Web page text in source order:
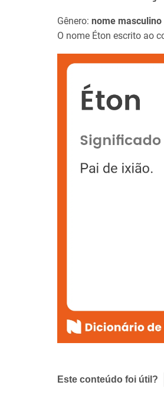
Gênero: nome masculino
O nome Éton escrito ao
Este conteúdo foi útil?